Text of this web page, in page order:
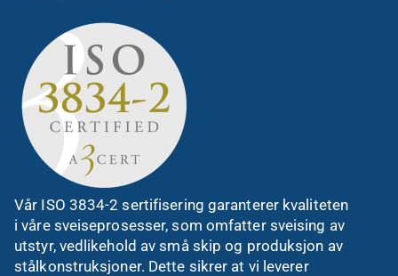
Vår ISO 3834-2 sertifisering garanterer kvaliteten
i våre sveiseprosesser, som omfatter sveising av
utstyr, vedlikehold av små skip og produksjon av
stålkonstruksjoner. Dette sikrer at vi leverer